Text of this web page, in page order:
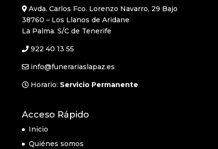
Avda. Carlos Fco. Lorenzo Navarro, 29 Bajo
38760 – Los Llanos de Aridane
La Palma. S/C de Tenerife
922 40 13 55
info@funerariaslapaz.es
Horario: Servicio Permanente
Acceso Rápido
Inicio
Quiénes somos